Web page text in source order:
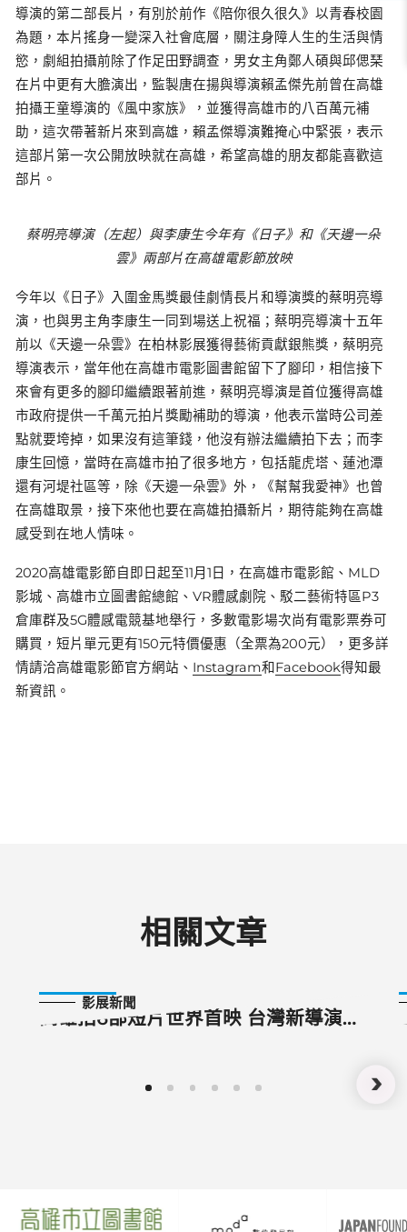
導演的第二部長片，有別於前作《陪你很久很久》以青春校園
為題，本片搖身一變深入社會底層，關注身障人生的生活與情
慾，劇組拍攝前除了作足田野調查，男女主角鄭人碩與邱偲琹
在片中更有大膽演出，監製唐在揚與導演賴孟傑先前曾在高雄
拍攝王童導演的《風中家族》，並獲得高雄市的八百萬元補
助，這次帶著新片來到高雄，賴孟傑導演難掩心中緊張，表示
這部片第一次公開放映就在高雄，希望高雄的朋友都能喜歡這
部片。
蔡明亮導演（左起）與李康生今年有《日子》和《天邊一朵
雲》兩部片在高雄電影節放映
今年以《日子》入圍金馬獎最佳劇情長片和導演獎的蔡明亮導
演，也與男主角李康生一同到場送上祝福；蔡明亮導演十五年
前以《天邊一朵雲》在柏林影展獲得藝術貢獻銀熊獎，蔡明亮
導演表示，當年他在高雄市電影圖書館留下了腳印，相信接下
來會有更多的腳印繼續跟著前進，蔡明亮導演是首位獲得高雄
市政府提供一千萬元拍片獎勵補助的導演，他表示當時公司差
點就要垮掉，如果沒有這筆錢，他沒有辦法繼續拍下去；而李
康生回憶，當時在高雄市拍了很多地方，包括龍虎塔、蓮池潭
還有河堤社區等，除《天邊一朵雲》外，《幫幫我愛神》也曾
在高雄取景，接下來他也要在高雄拍攝新片，期待能夠在高雄
感受到在地人情味。
2020高雄電影節自即日起至11月1日，在高雄市電影館、MLD
影城、高雄市立圖書館總館、VR體感劇院、駁二藝術特區P3
倉庫群及5G體感電競基地舉行，多數電影場次尚有電影票券可
購買，短片單元更有150元特價優惠（全票為200元），更多詳
情請洽高雄電影節官方網站、 Instagram和Facebook得知最
新資訊。
相關文章
影展新聞
高雄拍6部短片世界首映 台灣新導演實